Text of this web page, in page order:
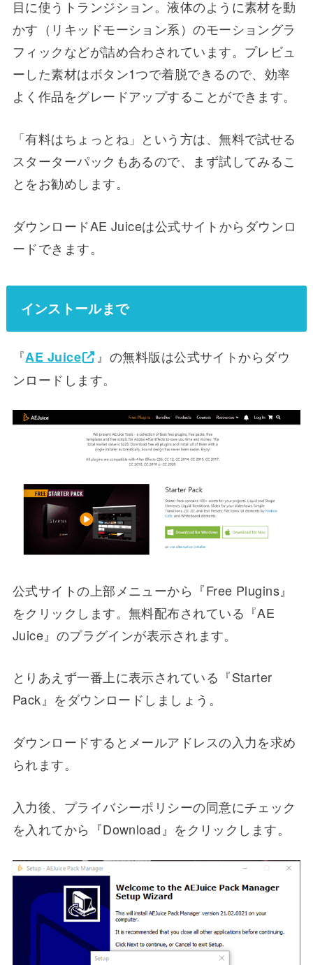
目に使うトランジション。液体のように素材を動
かす（リキッドモーション系）のモーショングラ
フィックなどが詰め合わされています。プレビュ
ーした素材はボタン1つで着脱できるので、効率
よく作品をグレードアップすることができます。
「有料はちょっとね」という方は、無料で試せる
スターターパックもあるので、まず試してみるこ
とをお勧めします。
ダウンロードAE Juiceは公式サイトからダウンロ
ードできます。
インストールまで
『AE Juice
』の無料版は公式サイトからダウ
ンロードします。
公式サイトの上部メニューから『Free Plugins』
をクリックします。無料配布されている『AE
Juice』のプラグインが表示されます。
とりあえず一番上に表示されている『Starter
Pack』をダウンロードしましょう。
ダウンロードするとメールアドレスの入力を求め
られます。
入力後、プライバシーポリシーの同意にチェック
を入れてから『Download』をクリックします。